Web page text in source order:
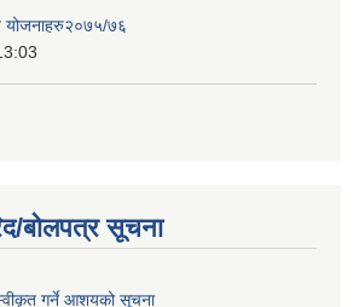
योजनाहरु२०७५/७६
बोलपत्र सूचना
गर्ने आशयको सूचना